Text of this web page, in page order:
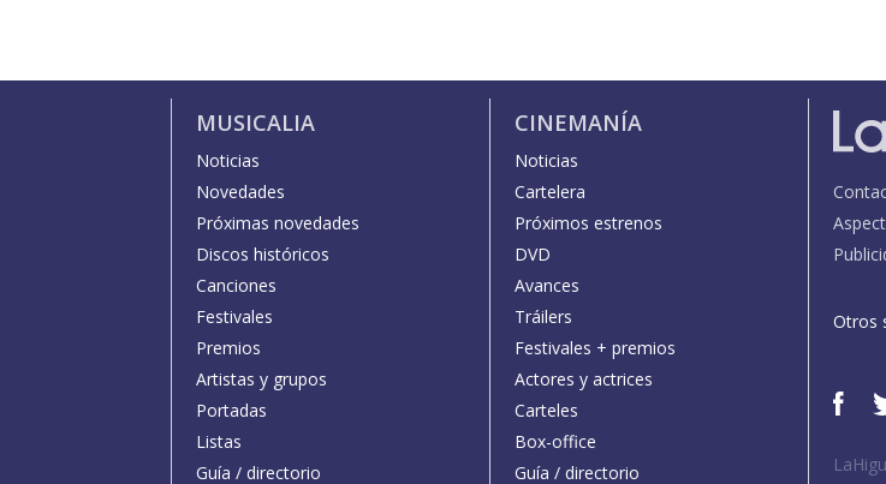
MUSICALIA
Noticias
Novedades
Próximas novedades
Discos históricos
Canciones
Festivales
Premios
Artistas y grupos
Portadas
Listas
Guía / directorio
CINEMANÍA
Noticias
Cartelera
Próximos estrenos
DVD
Avances
Tráilers
Festivales + premios
Actores y actrices
Carteles
Box-office
Guía / directorio
Otros